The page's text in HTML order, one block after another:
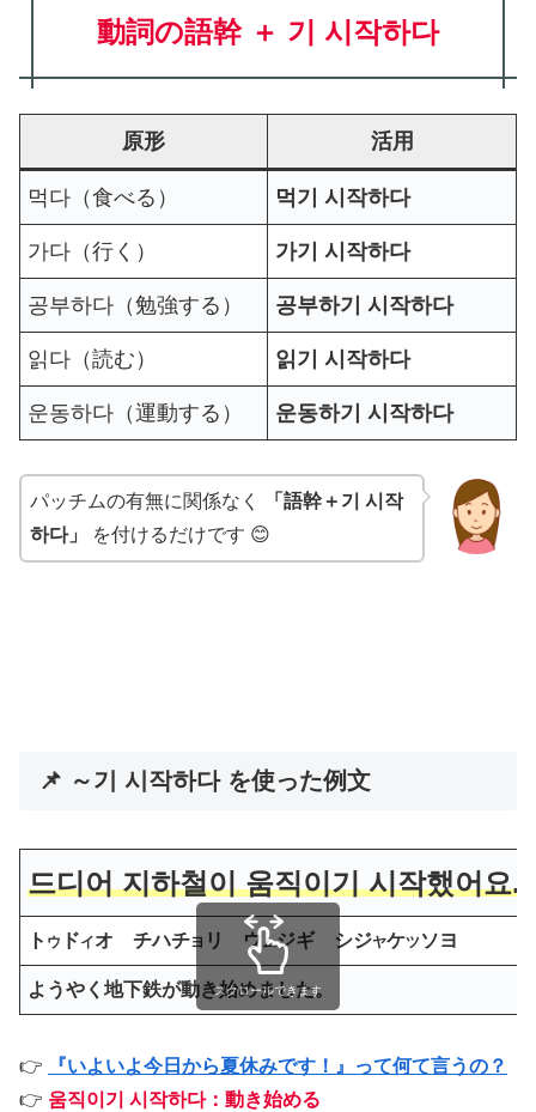
動詞の語幹 ＋ 기 시작하다
原形 活用
먹다（食べる） 먹기 시작하다
가다（行く） 가기 시작하다
공부하다（勉強する） 공부하기 시작하다
읽다（読む） 읽기 시작하다
운동하다（運動する） 운동하기 시작하다
パッチムの有無に関係なく
「語幹＋기 시작
하다」
を付けるだけです 😊
📌 ～기 시작하다 を使った例文
드디어 지하철이 움직이기 시작했어요.
ト ウ ドイオ チハチヨ リ ウ ムジギ シジヤケツソヨ
ようやく地下鉄が動き始めました。
スクロールできます
👉
『いよいよ今日から夏休みです！』って何て言うの？
👉 움직이기 시작하다：動き始める